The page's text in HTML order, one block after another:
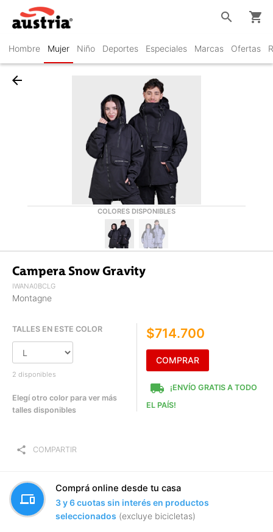
Hombre Mujer Niño Deportes Especiales Marcas Ofertas
search shopping_cart
COLORES DISPONIBLES
arrow_back
Campera Snow Gravity
IWANA0BCLG
Montagne
TALLES EN ESTE COLOR
2 disponibles
Elegí otro color para ver más
talles disponibles
$714.700
COMPRAR
local_shipping
¡ENVÍO GRATIS A TODO
EL PAÍS!
share COMPARTIR
devices
Comprá online desde tu casa
3 y 6 cuotas sin interés en productos
seleccionados (excluye bicicletas)